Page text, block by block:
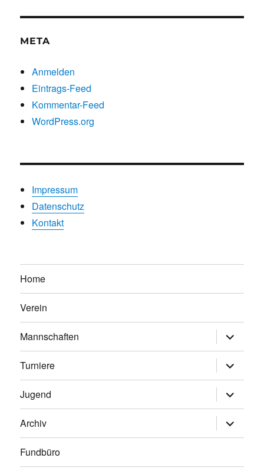
META
Anmelden
Eintrags-Feed
Kommentar-Feed
WordPress.org
Impressum
Datenschutz
Kontakt
Home
Verein
Mannschaften
anzeigen
Turniere
anzeigen
Jugend
anzeigen
Archiv
anzeigen
Fundbüro